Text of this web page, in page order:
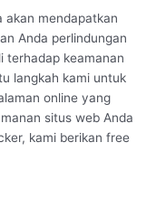
akan mendapatkan
Anda perlindungan
terhadap keamanan
langkah kami untuk
online yang
situs web Anda
kami berikan free